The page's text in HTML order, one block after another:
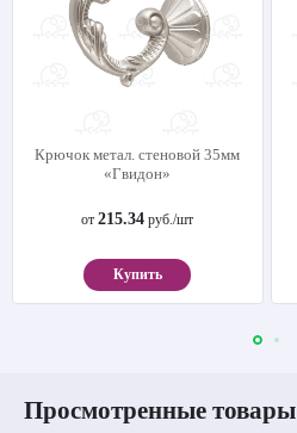
Крючок метал. стеновой 35мм
«Гвидон»
от215.34 руб./шт
Купить
Просмотренные товары